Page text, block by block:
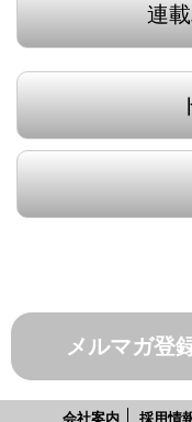
連
メルマガ登
会社案内 採用情